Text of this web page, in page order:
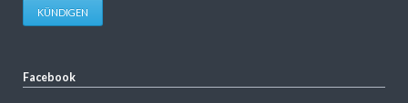
KÜNDIGEN
Facebook